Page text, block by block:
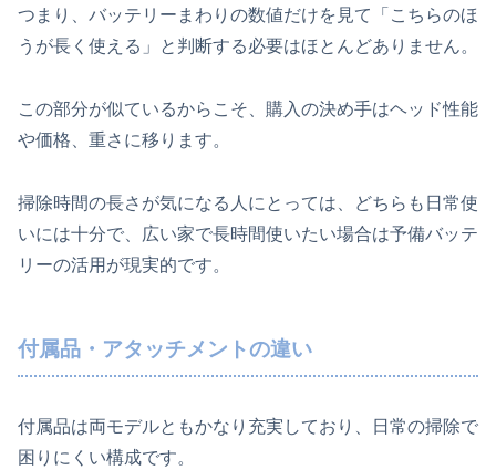
つまり、バッテリーまわりの数値だけを見て「こちらのほ
うが長く使える」と判断する必要はほとんどありません。
この部分が似ているからこそ、購入の決め手はヘッド性能
や価格、重さに移ります。
掃除時間の長さが気になる人にとっては、どちらも日常使
いには十分で、広い家で長時間使いたい場合は予備バッテ
リーの活用が現実的です。
付属品・アタッチメントの違い
付属品は両モデルともかなり充実しており、日常の掃除で
困りにくい構成です。